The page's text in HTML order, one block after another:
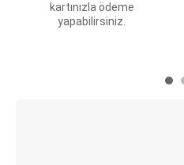
kartınızla ödeme
yapabilirsiniz.